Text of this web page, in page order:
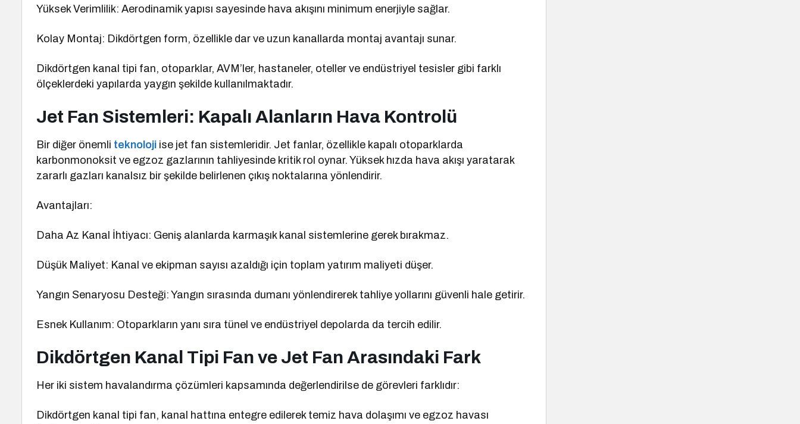
Yüksek Verimlilik: Aerodinamik yapısı sayesinde hava akışını minimum enerjiyle sağlar.
Kolay Montaj: Dikdörtgen form, özellikle dar ve uzun kanallarda montaj avantajı sunar.
Dikdörtgen kanal tipi fan, otoparklar, AVM’ler, hastaneler, oteller ve endüstriyel tesisler gibi farklı
ölçeklerdeki yapılarda yaygın şekilde kullanılmaktadır.
Jet Fan Sistemleri: Kapalı Alanların Hava Kontrolü
Bir diğer önemli teknoloji ise jet fan sistemleridir. Jet fanlar, özellikle kapalı otoparklarda
karbonmonoksit ve egzoz gazlarının tahliyesinde kritik rol oynar. Yüksek hızda hava akışı yaratarak
zararlı gazları kanalsız bir şekilde belirlenen çıkış noktalarına yönlendirir.
Avantajları:
Daha Az Kanal İhtiyacı: Geniş alanlarda karmaşık kanal sistemlerine gerek bırakmaz.
Düşük Maliyet: Kanal ve ekipman sayısı azaldığı için toplam yatırım maliyeti düşer.
Yangın Senaryosu Desteği: Yangın sırasında dumanı yönlendirerek tahliye yollarını güvenli hale getirir.
Esnek Kullanım: Otoparkların yanı sıra tünel ve endüstriyel depolarda da tercih edilir.
Dikdörtgen Kanal Tipi Fan ve Jet Fan Arasındaki Fark
Her iki sistem havalandırma çözümleri kapsamında değerlendirilse de görevleri farklıdır:
Dikdörtgen kanal tipi fan, kanal hattına entegre edilerek temiz hava dolaşımı ve egzoz havası